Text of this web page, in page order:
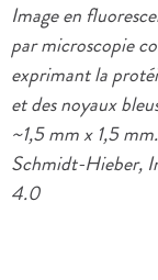
Image en
par microscopie
exprimant la
et des noyaux
~1,5 mm x 1,5
Schmidt-Hieber,
4.0